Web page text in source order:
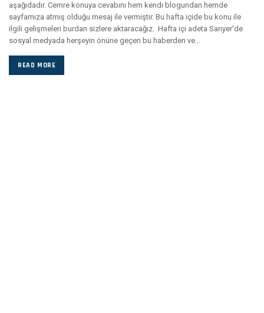
aşağıdadır. Cemre konuya cevabını hem kendı blogundan hemde
sayfamıza atmış olduğu mesaj ile vermiştir. Bu hafta içide bu konu ile
ilgili gelişmeleri burdan sizlere aktaracağız. Hafta içi adeta Sarıyer'de
sosyal medyada herşeyin önüne geçen bu haberden ve...
READ MORE